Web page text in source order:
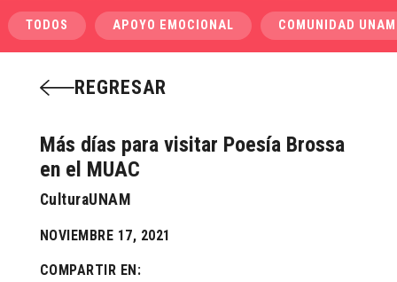
TODOS APOYO EMOCIONAL COMUNIDAD UNAM
REGRESAR
Más días para visitar Poesía Brossa
en el MUAC
CulturaUNAM
NOVIEMBRE 17, 2021
COMPARTIR EN: